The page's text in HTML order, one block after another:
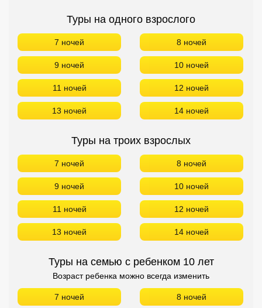
Туры на одного взрослого
7 ночей 8 ночей
9 ночей 10 ночей
11 ночей 12 ночей
13 ночей 14 ночей
Туры на троих взрослых
7 ночей 8 ночей
9 ночей 10 ночей
11 ночей 12 ночей
13 ночей 14 ночей
Туры на семью с ребенком 10 лет
Возраст ребенка можно всегда изменить
7 ночей 8 ночей